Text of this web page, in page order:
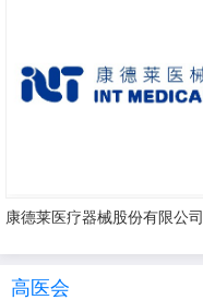
康德莱医疗器械股份有限公司
高医会